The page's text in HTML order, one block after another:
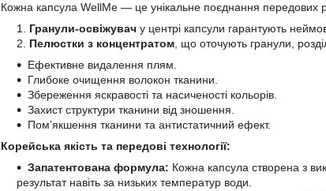
Кожна капсула WellMe — це унікальне поєднання передових
Гранули-освіжувач у центрі капсули гарантують
Пелюстки з концентратом , що оточують гранули,
Ефективне видалення плям.
Глибоке очищення волокон тканини.
Збереження яскравості та насиченості кольорів.
Захист структури тканини від зношення.
Пом’якшення тканини та антистатичний ефект.
Корейська якість та передові технології:
Запатентована формула: Кожна капсула створена з
результат навіть за низьких температур води.